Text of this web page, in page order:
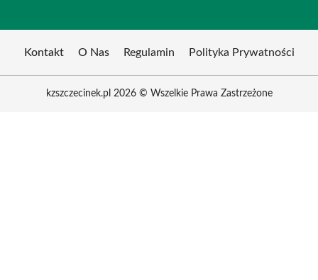
Kontakt O Nas Regulamin Polityka Prywatności
kzszczecinek.pl 2026 © Wszelkie Prawa Zastrzeżone